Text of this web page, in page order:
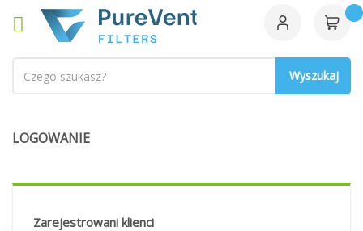
LOGOWANIE
Zarejestrowani klienci